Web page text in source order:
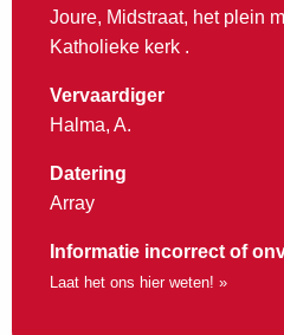
Joure, Midstraat, het plein
Katholieke kerk .
Vervaardiger
Halma, A.
Datering
Array
Informatie incorrect of
Laat het ons hier weten! »